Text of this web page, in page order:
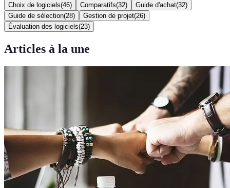
Choix de logiciels(46) Comparatifs(32) Guide d'achat(32)
Guide de sélection(28) Gestion de projet(26)
Évaluation des logiciels(23)
Articles à la une